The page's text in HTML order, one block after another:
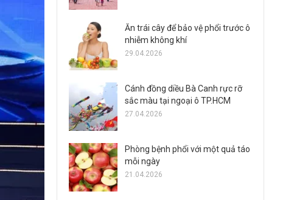
Ăn trái cây để bảo vệ phổi trước ô
nhiễm không khí
29.04.2026
Cánh đồng diều Bà Canh rực rỡ
sắc màu tại ngoại ô TP.HCM
27.04.2026
Phòng bệnh phổi với một quả táo
mỗi ngày
21.04.2026